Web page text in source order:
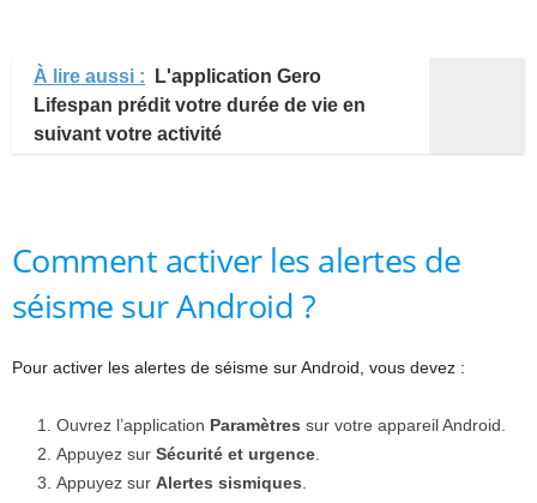
À lire aussi :
L'application Gero
Lifespan prédit votre durée de vie en
suivant votre activité
Comment activer les alertes de
séisme sur Android ?
Pour activer les alertes de séisme sur Android, vous devez :
Ouvrez l’application Paramètres sur votre appareil Android.
Appuyez sur Sécurité et urgence
Appuyez sur Alertes sismiques